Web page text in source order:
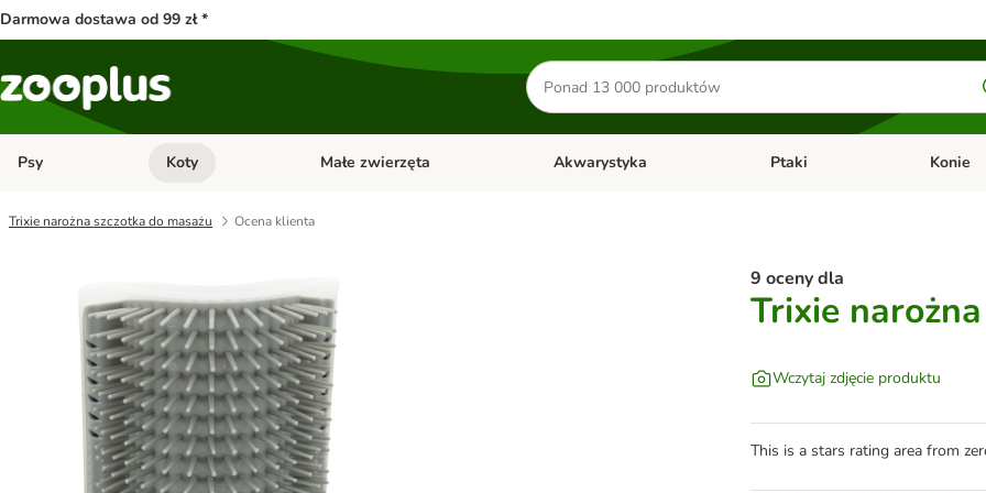
Darmowa dostawa od 99 zł *
Szukaj
produktów
Psy Otwórz menu kategorii: Psy
Koty Otwórz menu kategorii: Koty
Małe zwierzęta Otwórz menu kategorii: Małe zwierzęta
Akwarystyka Otwórz menu kategorii:
Ptaki Otwórz
Konie
Trixie narożna szczotka do masażu Ocena klienta
9 oceny dla
Trixie
Wczytaj zdjęcie produktu
This is a stars rating area from